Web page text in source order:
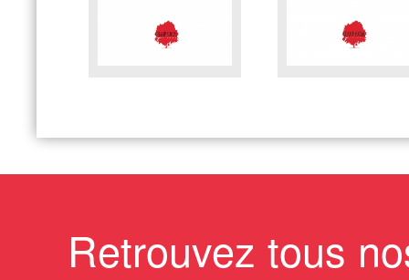
Retrouvez tous